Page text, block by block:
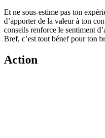
Et ne sous-estime pas ton
d’apporter de la valeur à ton
conseils renforce le sentiment
Bref, c’est tout bénef pour ton
Action